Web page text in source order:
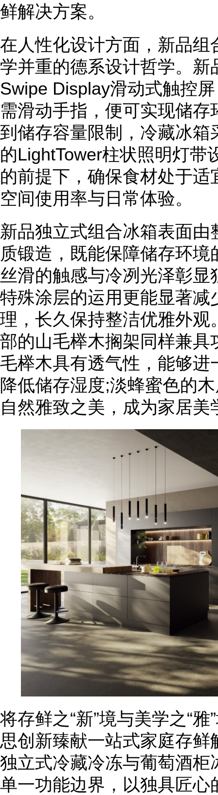
鲜解决方案。
在人性化设计方面，新品
学并重的德系设计哲学。
Swipe Display滑动式触控
需滑动手指，便可实现储
到储存容量限制，冷藏冰
的LightTower柱状照明灯带
的前提下，确保食材处于
空间使用率与日常体验。
新品独立式组合冰箱表面
质锻造，既能保障储存环
丝滑的触感与冷冽光泽彰
特殊涂层的运用更能显著
理，长久保持整洁优雅外
部的山毛榉木搁架同样兼
毛榉木具有透气性，能够
降低储存湿度;淡蜂蜜色的
自然雅致之美，成为家居美
将存鲜之“新”境与美学之“
思创新臻献一站式家庭存
独立式冷藏冷冻与葡萄酒
单一功能边界，以独具匠